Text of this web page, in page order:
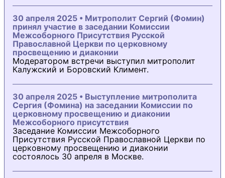
30 апреля 2025 • Митрополит Сергий (Фомин)
принял участие в заседании Комиссии
Межсоборного Присутствия Русской
Православной Церкви по церковному
просвещению и диаконии
Модератором встречи выступил митрополит
Калужский и Боровский Климент.
30 апреля 2025 • Выступление митрополита
Сергия (Фомина) на заседании Комиссии по
церковному просвещению и диаконии
Межсоборного присутствия
Заседание Комиссии Межсоборного
Присутствия Русской Православной Церкви по
церковному просвещению и диаконии
состоялось 30 апреля в Москве.